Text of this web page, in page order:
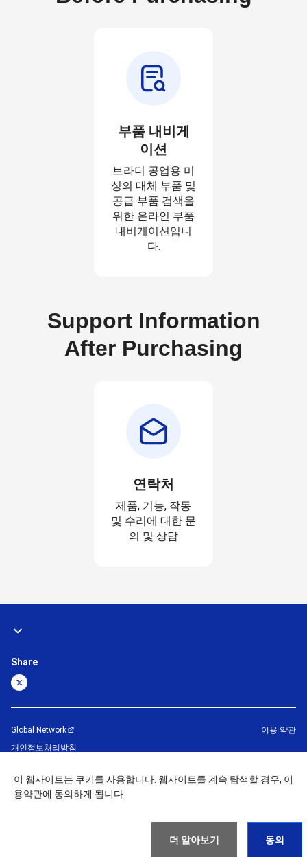
부품 내비게
이션
브라더 공업용 미
싱의 대체 부품 및
공급 부품 검색을
위한 온라인 부품
내비게이션입니
다.
Support Information
After Purchasing
연락처
제품, 기능, 작동
및 수리에 대한 문
의 및 상담
이 웹사이트는 쿠키를 사용합니다. 웹사이트를 계속 탐색할 경우, 이
용약관에 동의하게 됩니다.
더 알아보기 동의
Share
Global Network
개인정보처리방침
이용 약관
사이트맵
©1995 -2026Brother Machinery (Asia) Ltd. All Rights Reserved.